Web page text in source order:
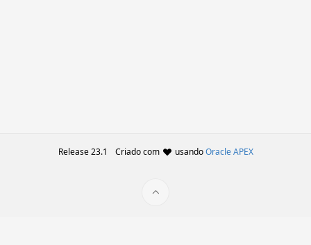
Release 23.1 Criado com usandoOracle APEX